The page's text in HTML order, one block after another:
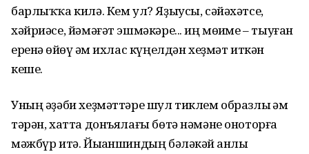
барлыҡҡа килә. Кем ул? Яҙыусы, сәйәхәтсе,
хәйриәсе, йәмәғәт эшмәкәре... иң мөһиме – тыуған
еренә һөйөү һәм ихлас күңелдән хеҙмәт иткән
кеше.
Уның әҙәби хеҙмәттәре шул тиклем образлы һәм
тәрән, хатта донъялағы бөтә нәмәне оноторға
мәжбүр итә. Йыһаншиндың бәләкәй һанлы